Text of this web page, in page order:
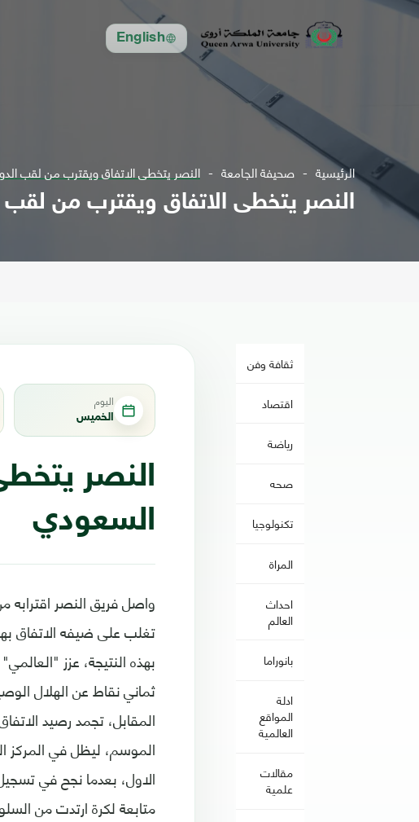
English
الرئيسية صحيفة الجامعة النصر يتخطى الاتفاق ويقترب من لقب
النصر يتخطى الاتفاق ويقترب من
ثقافة وفن
اقتصاد
رياضة
صحه
تكنولوجيا
المراة
احداث
العالم
بانوراما
ادلة
المواقع
العالمية
مقالات
علمية
اليوم
الخميس
النصر
السعودي
ثماني نقاط عن الهلال
الموسم، ليظل في المركز
متابعة لكرة ارتدت من